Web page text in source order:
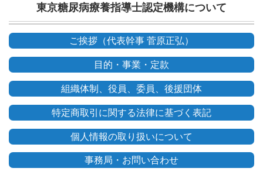
東京糖尿病療養指導士認定機構について
ご挨拶（代表幹事 菅原正弘）
目的・事業・定款
組織体制、役員、委員、後援団体
特定商取引に関する法律に基づく表記
個人情報の取り扱いについて
事務局・お問い合わせ